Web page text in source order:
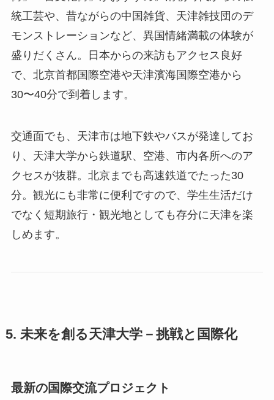
統工芸や、昔ながらの中国雑貨、天津雑技団のデ
モンストレーションなど、異国情緒満載の体験が
盛りだくさん。日本からの来訪もアクセス良好
で、北京首都国際空港や天津濱海国際空港から
30〜40分で到着します。
交通面でも、天津市は地下鉄やバスが発達してお
り、天津大学から鉄道駅、空港、市内各所へのア
クセスが抜群。北京までも高速鉄道でたった30
分。観光にも非常に便利ですので、学生生活だけ
でなく短期旅行・観光地としても存分に天津を楽
しめます。
5. 未来を創る天津大学－挑戦と国際化
最新の国際交流プロジェクト